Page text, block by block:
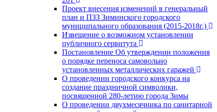
Проект внесения изменений в генеральный
план и ПЗЗ Зиминского городского
муниципального образования (2015-2018г.)
Извещение о возможном установлении
публичного сервитута
Постановление Об утверждении положения
о порядке переноса самовольно
установленных металлических гаражей
О проведении городского конкурса на
создание праздничной символики,
посвященной 280-летию города Зимы
О проведении двухмесячника по санитарной